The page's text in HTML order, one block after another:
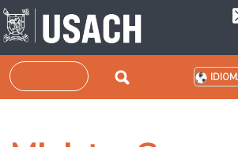
Pasar al contenido principal
Buscar